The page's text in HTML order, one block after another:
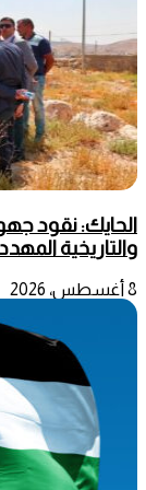
الحايك: نقود
والتاريخية
8 أغسطس، 2026